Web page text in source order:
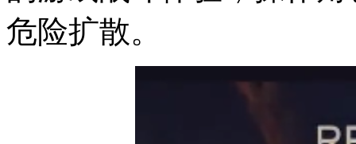
危险扩散。